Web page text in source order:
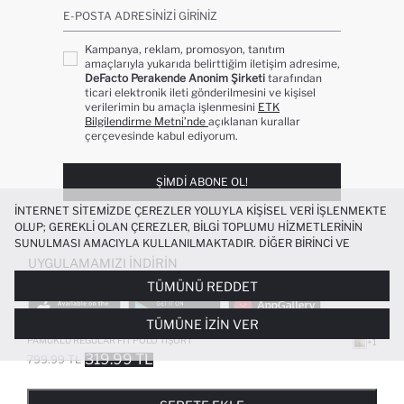
PAMUKLU REGULAR FIT POLO TIŞÖRT
799.99 TL 319.99 TL
+1
E-POSTA ADRESINIZI GIRINIZ
Kampanya, reklam, promosyon, tanıtım
amaçlarıyla yukarıda belirttiğim iletişim adresime,
DeFacto Perakende Anonim Şirketi tarafından
ticari elektronik ileti gönderilmesini ve kişisel
verilerimin bu amaçla işlenmesini ETK
Bilgilendirme Metni’nde açıklanan kurallar
çerçevesinde kabul ediyorum.
ŞIMDI ABONE OL!
UYGULAMAMIZI İNDIRIN
POPÜLER KATEGORILER
İNTERNET SITEMIZDE ÇEREZLER YOLUYLA KIŞISEL VERI IŞLENMEKTE
OLUP; GEREKLI OLAN ÇEREZLER, BILGI TOPLUMU HIZMETLERININ
SUNULMASI AMACIYLA KULLANILMAKTADIR. DIĞER BIRINCI VE
ÜÇÜNCÜ TARAF ÇEREZLER ISE SIZE DAHA IYI BIR ALIŞVERIŞ
DENEYIMI SUNULABILMESI, SITEMIZIN DAHA IŞLEVSEL KILINMASI VE
KIŞISELLEŞTIRMESI VE AÇIK RIZA VERMENIZ HALINDE, SIZLERE
YÖNELIK PAZARLAMA FAALIYETLERININ YAPILMASI AMAÇLARIYLA
SINIRLI OLARAK KULLANILACAKTIR. ÇEREZLERE DAIR TERCIHLERINIZI
ÇEREZ TERCIHLERIPANELI ARACILIĞIYLA HER ZAMAN YÖNETEBILIR,
ÇEREZLERLE ILGILI DAHA DETAYLI BILGIYE
TÜMÜNÜ REDDET
TÜMÜNE İZIN VER